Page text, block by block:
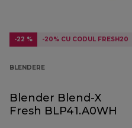
-22 % -20% CU CODUL FRESH20
BLENDERE
Blender Blend-X
Fresh BLP41.A0WH